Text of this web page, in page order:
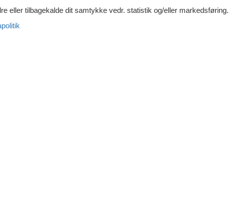
mediterrane feriehus ligger ikke langt fra de skønneste
eller tilbagekalde dit samtykke vedr. statistik og/eller markedsføring.